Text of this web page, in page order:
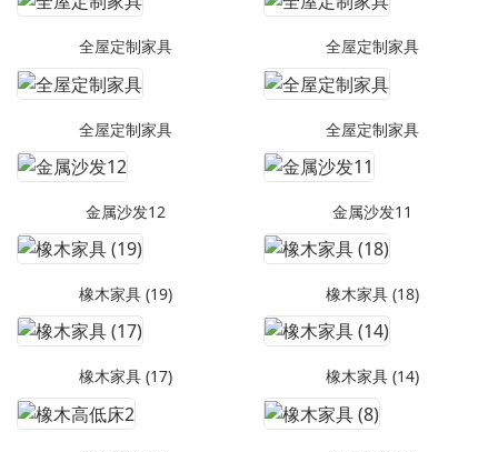
全屋定制家具 全屋定制家具
全屋定制家具 全屋定制家具
金属沙发12 金属沙发11
橡木家具 (19) 橡木家具 (18)
橡木家具 (17) 橡木家具 (14)